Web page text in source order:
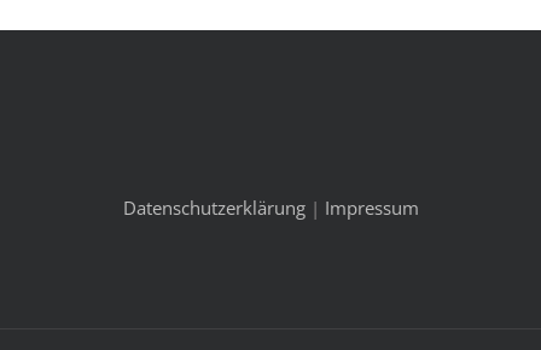
Datenschutzerklärung| Impressum